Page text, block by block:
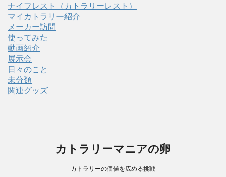
ナイフレスト（カトラリーレスト）
マイカトラリー紹介
メーカー訪問
使ってみた
動画紹介
展示会
日々のこと
未分類
関連グッズ
カトラリーマニアの卵
カトラリーの価値を広める挑戦